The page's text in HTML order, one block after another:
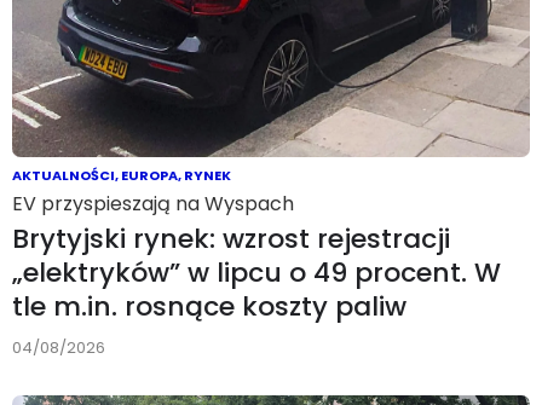
AKTUALNOŚCI,EUROPA,RYNEK
EV przyspieszają na Wyspach
Brytyjski rynek: wzrost rejestracji
„elektryków” w lipcu o 49 procent. W
tle m.in. rosnące koszty paliw
04/08/2026